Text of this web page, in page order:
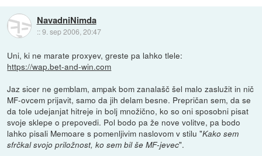
NavadniNimda
::9. sep 2006, 20:47
Uni, ki ne marate proxyev, greste pa lahko tlele:
https://wap.bet-and-win.com
Jaz sicer ne gemblam, ampak bom zanalašč šel malo zaslužit in nič
MF-ovcem prijavit, samo da jih delam besne. Prepričan sem, da se
da tole udejanjat hitreje in bolj množično, ko so oni sposobni pisat
svoje sklepe o prepovedi. Pol bodo pa že nove volitve, pa bodo
lahko pisali Memoare s pomenljivim naslovom v stilu "Kako sem
sfrčkal svojo priložnost, ko sem bil še MF-jevec".